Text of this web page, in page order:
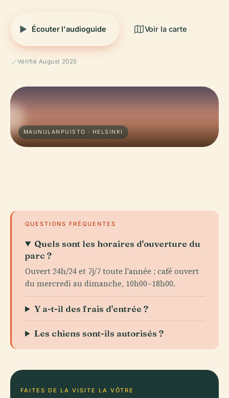
Écouter l'audioguide Voir la carte
Vérifié August 2025
MAUNULANPUISTO · HELSINKI
QUESTIONS FRÉQUENTES
Quels sont les horaires d'ouverture du
parc ?
Ouvert 24h/24 et 7j/7 toute l'année ; café ouvert
du mercredi au dimanche, 10h00–18h00.
Y a-t-il des frais d'entrée ?
Les chiens sont-ils autorisés ?
FAITES DE LA VISITE LA VÔTRE